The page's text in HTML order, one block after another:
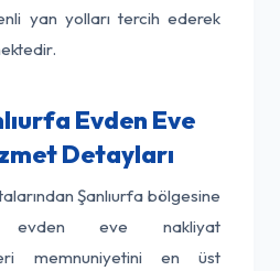
yan yolları tercih ederek
Evden Eve
Detayları
Şanlıurfa bölgesine
evden eve nakliyat
memnuniyetini en üst